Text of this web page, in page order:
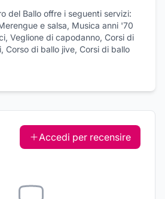
del Ballo offre i seguenti servizi:
e salsa, Musica anni '70
Veglione di capodanno, Corsi di
Corso di ballo jive, Corsi di ballo
Accedi per recensire